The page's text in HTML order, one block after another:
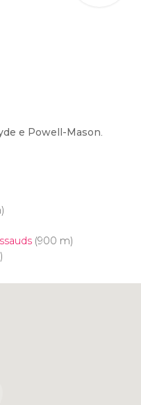
e Powell-Mason.
(900 m)